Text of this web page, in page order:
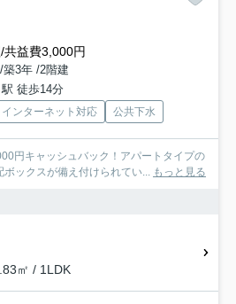
共益費3,000円
築3年 /2階建
徒歩14分
インターネット対応 公共下水
円キャッシュバック！アパートタイプの
ックスが備え付けられてい... もっと見る
㎡ / 1LDK